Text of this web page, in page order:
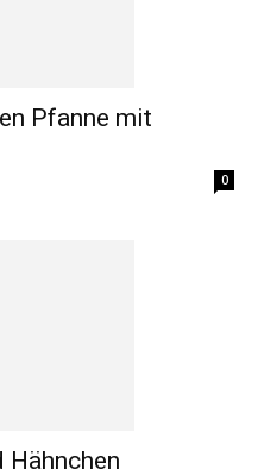
Pfanne mit
0
Hähnchen